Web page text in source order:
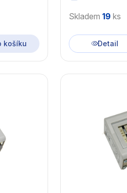
košíku
Skladem 19 ks
Detail